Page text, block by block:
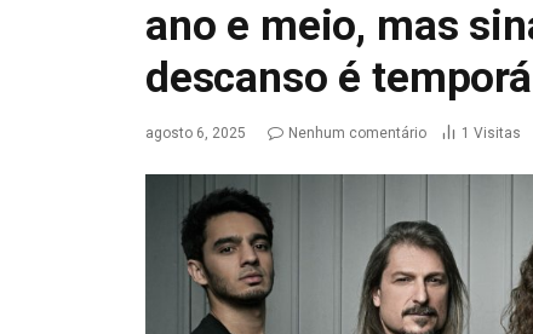
ano e meio, mas
descanso é
agosto 6, 2025 Nenhum comentário 1 Visitas